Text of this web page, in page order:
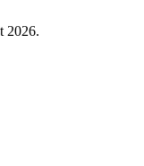
2026.